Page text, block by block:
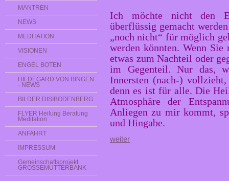
MANTREN
NEWS
MEDITATION
VISIONEN
ENGEL BOTEN
HILDEGARD VON BINGEN
- NEWS
BILDER DISIBODENBERG
FLYER Heilung Beratung
Meditation
ANFAHRT
IMPRESSUM
Gemeinschaftsprojekt
GROSSEMUTTERBANK
Ich möchte nicht den
überflüssig gemacht
„noch nicht“ für möglich
werden könnten. Wenn Sie
etwas zum Nachteil oder
im Gegenteil. Nur das,
Innersten (nach-)
denn es ist für alle. Die
Atmosphäre der
Anliegen zu mir kommt,
und Hingabe.
weiter